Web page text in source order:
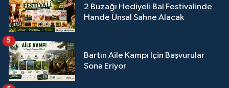
2 Buzağı Hediyeli Bal Festivalinde
Hande Ünsal Sahne Alacak
Bartın Aile Kampı İçin Başvurular
Sona Eriyor
5